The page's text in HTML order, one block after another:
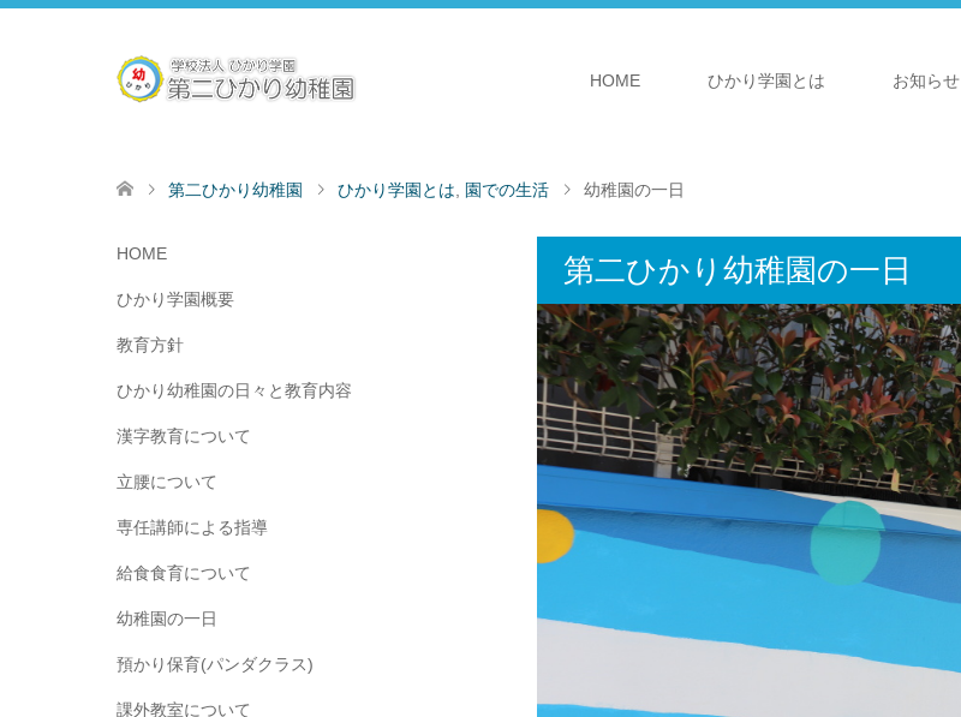
HOME ひかり学園とは お知らせ
第二ひかり幼稚園 ひかり学園とは 園での生活 幼稚園の一日
第二ひかり幼稚園の一日
HOME
ひかり学園概要
教育方針
ひかり幼稚園の日々と教育内容
漢字教育について
立腰について
専任講師による指導
給食食育について
幼稚園の一日
預かり保育(パンダクラス)
課外教室について